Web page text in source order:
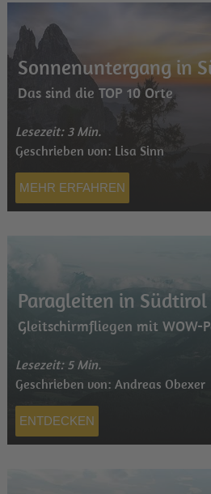
Sonnenuntergang in
Das sind die TOP 10 Orte
Lesezeit: 3 Min.
Geschrieben von: Lisa Sinn
MEHR ERFAHREN
Paragleiten in Südtirol
Gleitschirmfliegen mit WOW-
Lesezeit: 5 Min.
Geschrieben von: Andreas Obexer
ENTDECKEN